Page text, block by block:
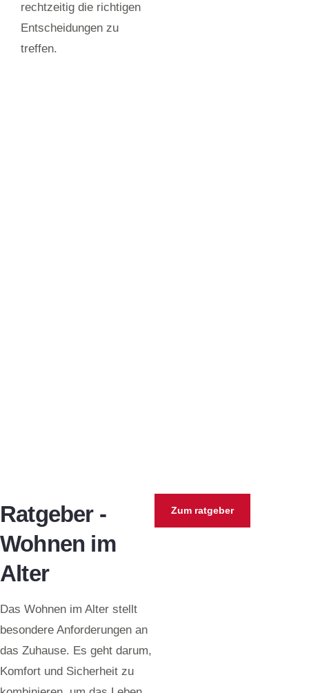
rechtzeitig die richtigen
Entscheidungen zu
treffen.
Ratgeber -
Wohnen im
Alter
Das Wohnen im Alter stellt
besondere Anforderungen an
das Zuhause. Es geht darum,
Komfort und Sicherheit zu
Zum ratgeber